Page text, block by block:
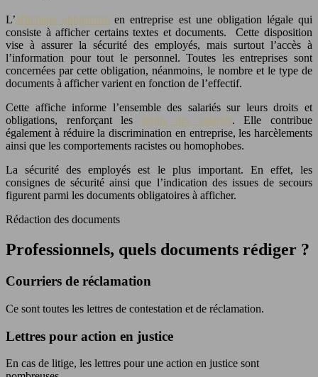
L’affichage obligatoire en entreprise est une obligation légale qui
consiste à afficher certains textes et documents. Cette disposition
vise à assurer la sécurité des employés, mais surtout l’accès à
l’information pour tout le personnel. Toutes les entreprises sont
concernées par cette obligation, néanmoins, le nombre et le type de
documents à afficher varient en fonction de l’effectif.
Cette affiche informe l’ensemble des salariés sur leurs droits et
obligations, renforçant les droits des salariés. Elle contribue
également à réduire la discrimination en entreprise, les harcèlements
ainsi que les comportements racistes ou homophobes.
La sécurité des employés est le plus important. En effet, les
consignes de sécurité ainsi que l’indication des issues de secours
figurent parmi les documents obligatoires à afficher.
Rédaction des documents
Professionnels, quels documents rédiger ?
Courriers de réclamation
Ce sont toutes les lettres de contestation et de réclamation.
Lettres pour action en justice
En cas de litige, les lettres pour une action en justice sont